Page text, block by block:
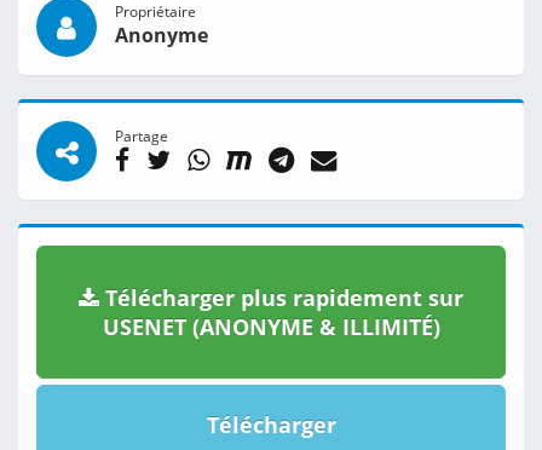
Propriétaire
Anonyme
Partage
Télécharger plus rapidement sur
USENET (ANONYME & ILLIMITÉ)
Télécharger